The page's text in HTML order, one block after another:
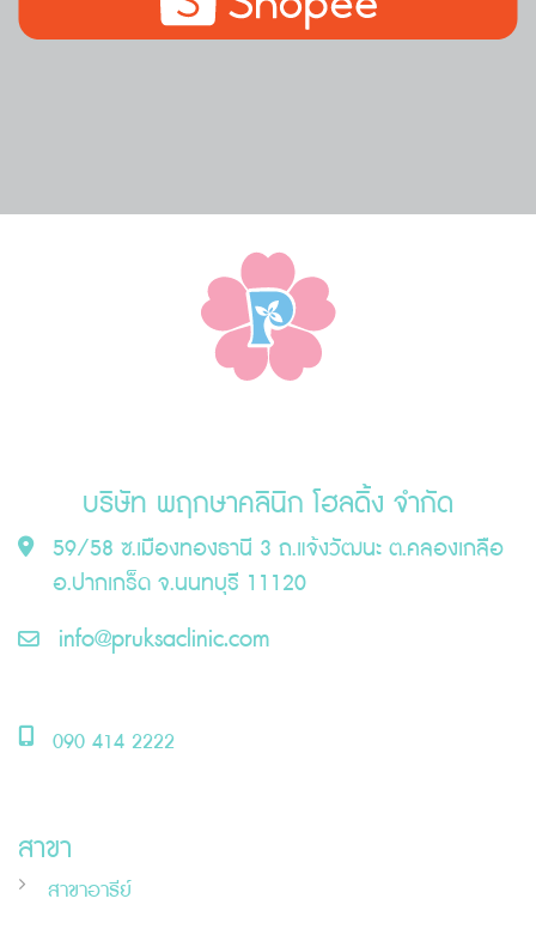
บริษัท พฤกษาคลินิก โฮลดิ้ง จำกัด
59/58 ซ.เมืองทองธานี 3 ถ.แจ้งวัฒนะ ต.คลองเกลือ
อ.ปากเกร็ด จ.นนทบุรี 11120
info@pruksaclinic.com
090 414 2222
สาขา
สาขาอารีย์